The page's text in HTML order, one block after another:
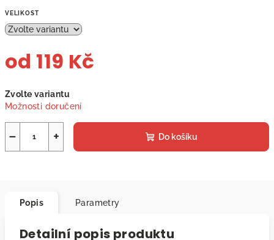
VELIKOST
od 119 Kč
cena:
Zvolte variantu
Možnosti doručení
+
− Do košíku
Popis Parametry
Detailní popis produktu